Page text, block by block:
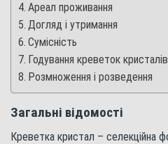
Ареал проживання
Догляд і утримання
Сумісність
Годування креветок кристалів
Розмноження і розведення
Загальні відомості
Креветка кристал – селекційна